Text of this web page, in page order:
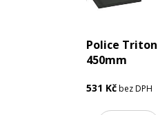
Police
450mm
531 Kčbez DPH